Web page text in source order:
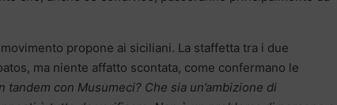
propone ai siciliani. La staffetta tra i due
ma niente affatto scontata, come confermano le
tandem con Musumeci? Che sia un’ambizione di